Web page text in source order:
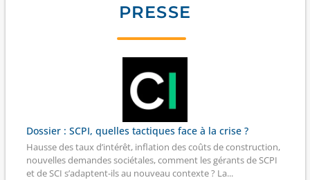
PRESSE
Dossier : SCPI, quelles tactiques face à la crise ?
Hausse des taux d’intérêt, inflation des coûts de construction,
nouvelles demandes sociétales, comment les gérants de SCPI
et de SCI s’adaptent-ils au nouveau contexte ? La...